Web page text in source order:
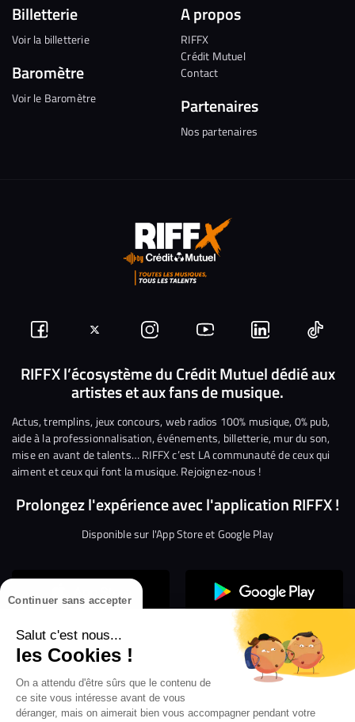
Continuer sans accepter
Salut c'est nous...
les Cookies !
On a attendu d'être sûrs que le contenu de
ce site vous intéresse avant de vous
déranger, mais on aimerait bien vous accompagner pendant votre
Billetterie
Voir la billetterie
Baromètre
Voir le Baromètre
A propos
RIFFX
Crédit Mutuel
Contact
Partenaires
Nos partenaires
Suivez-
nous
Facebook
Suivez-
nous
sur
Twitter
Nous
rejoindre
sur
Instagram
Nous
rejoindre
sur
YouTube
Nous
rejoindre
sur
Linkedin
Nous
RIFFX l’écosystème du Crédit Mutuel dédié aux
artistes et aux fans de musique.
Actus, tremplins, jeux concours, web radios 100% musique, 0% pub,
aide à la professionnalisation, événements, billetterie, mur du son,
mise en avant de talents… RIFFX c’est LA communauté de ceux qui
aiment et ceux qui font la musique. Rejoignez-nous !
Prolongez l'expérience avec l'application RIFFX !
Disponible sur l'App Store et Google Play
Confidentialité
Gestion des cookies
Conditions générales d’utilisation
Mentions légales